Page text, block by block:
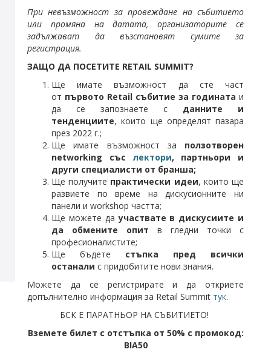
При невъзможност за провеждане на събитието
или промяна на датата, организаторите се
задължават да възстановят сумите за
регистрация.
ЗАЩО ДА ПОСЕТИТЕ RETAIL SUMMIT?
Ще имате възможност да сте част
от първото Retail събитие за годината и
да се запознаете с данните и
тенденциите, които ще определят пазара
през 2022 г.;
Ще имате възможност за ползотворен
networking със лектори, партньори и
други специалисти от бранша;
Ще получите практически идеи, които ще
развиете по време на дискусионните ни
панели и workshop частта;
Ще можете даучаствате в дискусиите и
да обмените опит в гледни точки с
професионалистите;
Ще бъдете стъпка пред всички
останали с придобитите нови знания.
Можете да се регистрирате и да откриете
допълнително информация за Retail Summit тук.
БСК Е ПАРАТНЬОР НА СЪБИТИЕТО!
Вземете билет с отстъпка от 50% с промокод:
BIA50